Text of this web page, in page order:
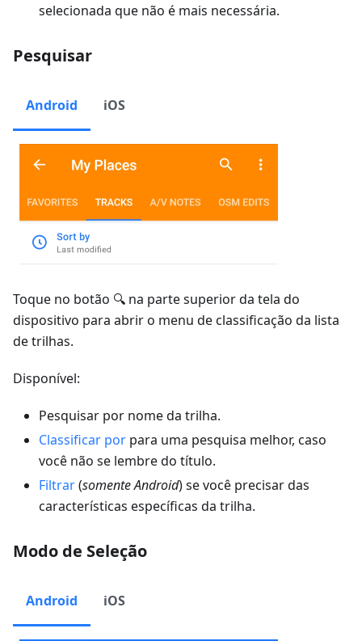
selecionada que não é mais necessária.
Pesquisar
Android iOS
Toque no botão 🔍 na parte superior da tela do
dispositivo para abrir o menu de classificação da lista
de trilhas.
Disponível:
Pesquisar por nome da trilha.
Classificar por para uma pesquisa melhor, caso
você não se lembre do título.
Filtrar(somente Android) se você precisar das
características específicas da trilha.
Modo de Seleção
Android iOS